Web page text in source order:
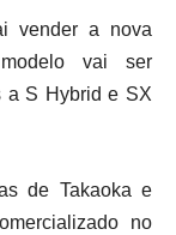
vender a nova
vai ser
a S Hybrid e SX
de Takaoka e
no